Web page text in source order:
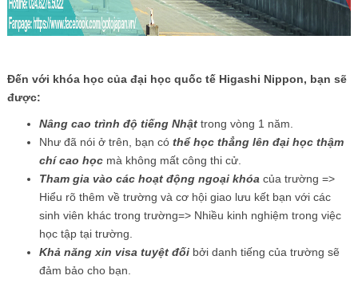
Đến với khóa học của đại học quốc tế Higashi Nippon, bạn sẽ
được:
Nâng cao trình độ tiếng Nhậttrong vòng 1 năm.
Như đã nói ở trên, bạn có thể học thẳng lên đại học thậm
chí cao họcmà không mất công thi cử.
Tham gia vào các hoạt động ngoại khóa của trường =>
Hiểu rõ thêm về trường và cơ hội giao lưu kết bạn với các
sinh viên khác trong trường=> Nhiều kinh nghiệm trong việc
học tập tại trường.
Khả năng xin visa tuyệt đốibởi danh tiếng của trường sẽ
đảm bảo cho bạn.